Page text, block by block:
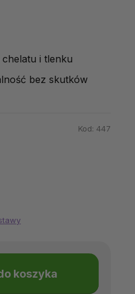
koszyka
chelatu i tlenku
bez skutków
Kod: 447